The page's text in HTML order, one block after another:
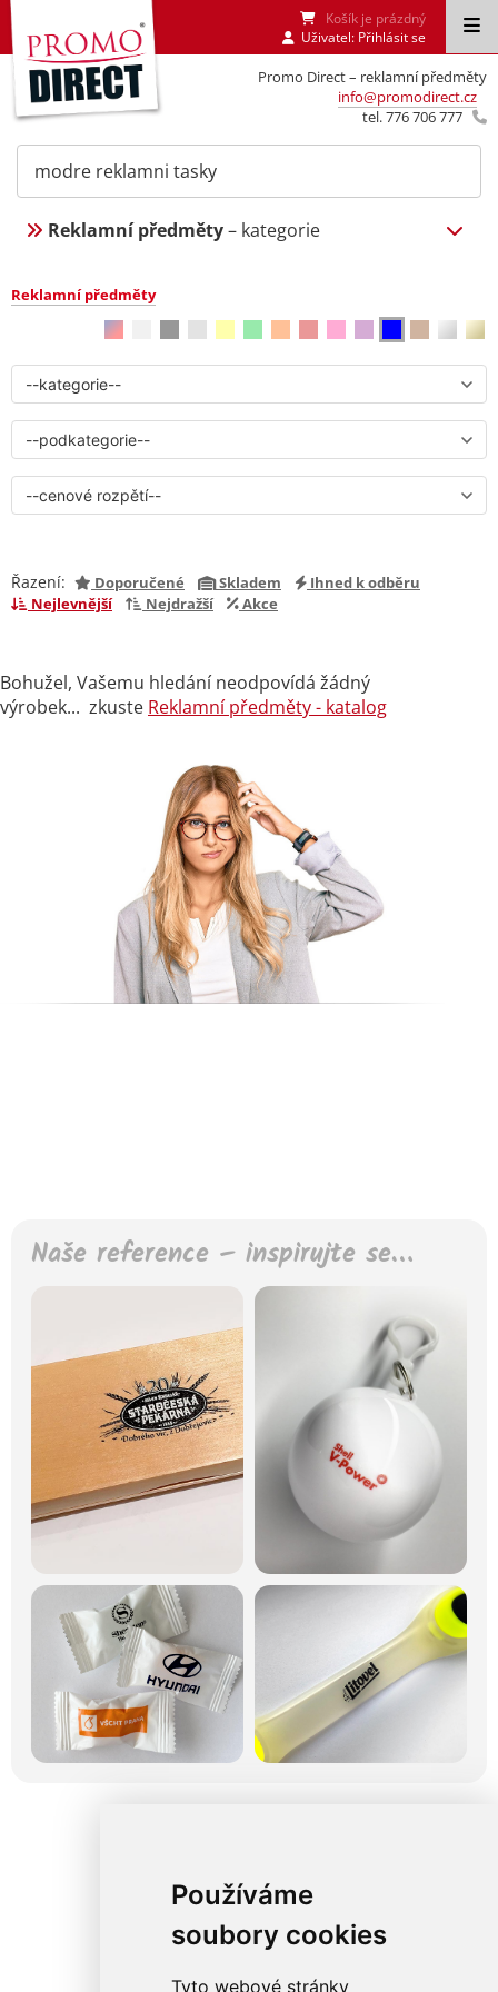
Používáme
soubory cookies
Tyto webové stránky
Promo Direct – reklamní předměty
info@promodirect.cz
tel. 776 706 777
Košík je prázdný
Uživatel: Přihlásit se
Reklamní předměty– kategorie
Reklamní předměty
Řazení: Doporučené Skladem
Ihned k odběru
Nejlevnější
Nejdražší Akce
Bohužel, Vašemu hledání neodpovídá žádný
výrobek... zkuste Reklamní předměty - katalog
Naše reference – inspirujte se…